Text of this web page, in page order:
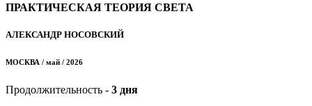
ПРАКТИЧЕСКАЯ ТЕОРИЯ СВЕТА
АЛЕКСАНДР НОСОВСКИЙ
МОСКВА / май / 2026
Продолжительность - 3 дня